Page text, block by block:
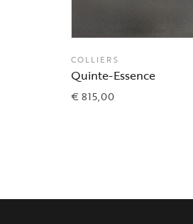
COLLIERS
Quinte-Essence
€815,00